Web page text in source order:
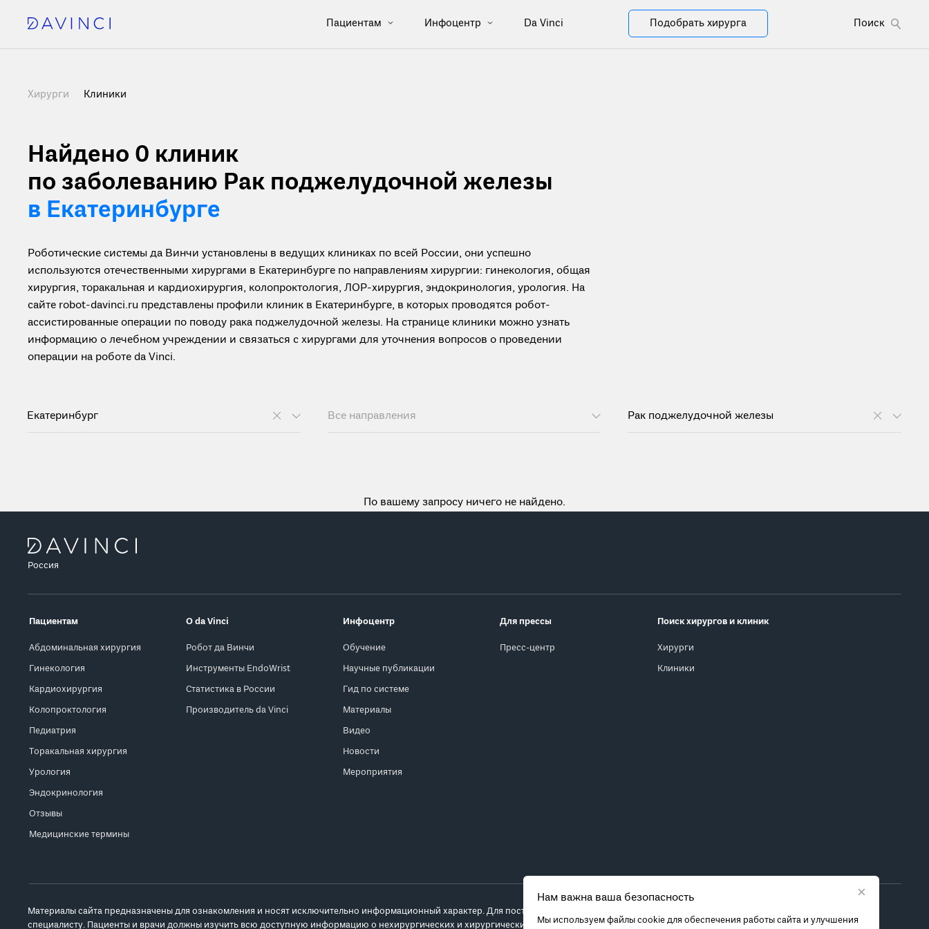
Пациентам Инфоцентр Da Vinci Подобрать хирурга Поиск
Хирурги Клиники
Найдено 0 клиник
по заболеванию Рак поджелудочной железы
в Екатеринбурге
Роботические системы да Винчи установлены в ведущих клиниках по всей России, они успешно
используются отечественными хирургами в Екатеринбурге по направлениям хирургии: гинекология, общая
хирургия, торакальная и кардиохирургия, колопроктология, ЛОР-хирургия, эндокринология, урология. На
сайте robot-davinci.ru представлены профили клиник в Екатеринбурге, в которых проводятся робот-
ассистированные операции по поводу рака поджелудочной железы. На странице клиники можно узнать
информацию о лечебном учреждении и связаться с хирургами для уточнения вопросов о проведении
операции на роботе da Vinci.
Екатеринбург Все направления Рак поджелудочной железы
По вашему запросу ничего не найдено.
×
Нам важна ваша безопасность
Мы используем файлы cookie для обеспечения работы сайта и улучшения
Россия
Пациентам
Абдоминальная хирургия
Гинекология
Кардиохирургия
Колопроктология
Педиатрия
Торакальная хирургия
Урология
Эндокринология
Отзывы
Медицинские термины
О da Vinci
Робот да Винчи
Инструменты EndoWrist
Статистика в России
Производитель da Vinci
Инфоцентр
Обучение
Научные публикации
Гид по системе
Материалы
Видео
Новости
Мероприятия
Для прессы
Пресс-центр
Поиск хирургов и клиник
Хирурги
Клиники
Материалы сайта предназначены для ознакомления и носят исключительно информационный характер. Для постановки диагноза и выбора метода лечения обратитесь за консультацией к
специалисту. Пациенты и врачи должны изучить всю доступную информацию о нехирургических и хирургических вариантах лечения и связанных с ними рисках, чтобы принять обоснованное